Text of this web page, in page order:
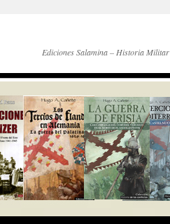
Ediciones Salamina – Historia Militar